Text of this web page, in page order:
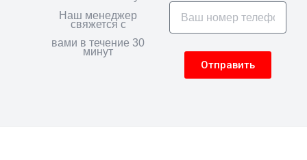
Наш менеджер
свяжется с
вами в течение 30
минут
Отправить